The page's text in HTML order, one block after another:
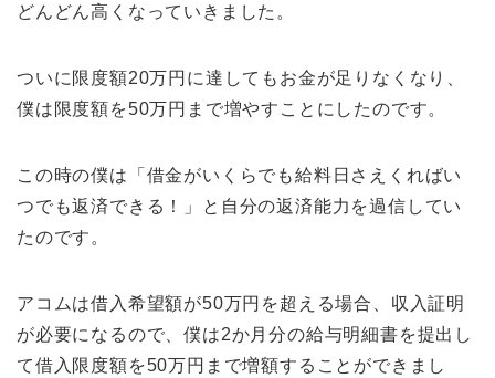
どんどん高くなっていきました。
ついに限度額20万円に達してもお金が足りなくなり、
僕は限度額を50万円まで増やすことにしたのです。
この時の僕は「借金がいくらでも給料日さえくればい
つでも返済できる！」と自分の返済能力を過信してい
たのです。
アコムは借入希望額が50万円を超える場合、収入証明
が必要になるので、僕は2か月分の給与明細書を提出し
て借入限度額を50万円まで増額することができまし